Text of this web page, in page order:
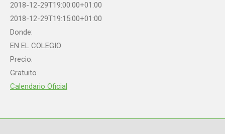
2018-12-29T19:00:00+01:00
2018-12-29T19:15:00+01:00
Donde:
EN EL COLEGIO
Precio:
Gratuito
Calendario Oficial